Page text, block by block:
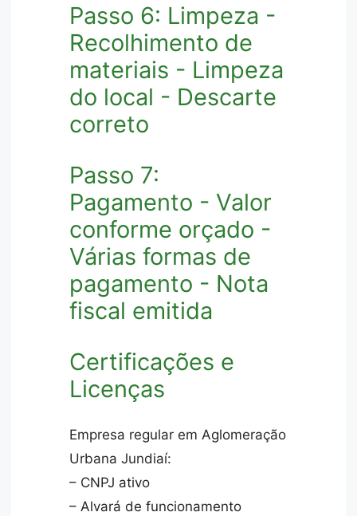
Passo 6: Limpeza -
Recolhimento de
materiais - Limpeza
do local - Descarte
correto
Passo 7:
Pagamento - Valor
conforme orçado -
Várias formas de
pagamento - Nota
fiscal emitida
Certificações e
Licenças
Empresa regular em Aglomeração
Urbana Jundiaí:
– CNPJ ativo
– Alvará de funcionamento